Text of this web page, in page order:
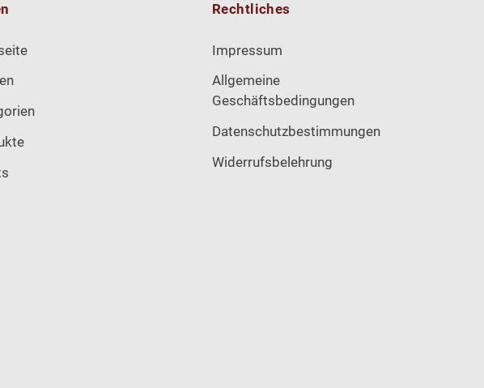
Rechtliches
Impressum
Allgemeine
Geschäftsbedingungen
Datenschutzbestimmungen
Widerrufsbelehrung